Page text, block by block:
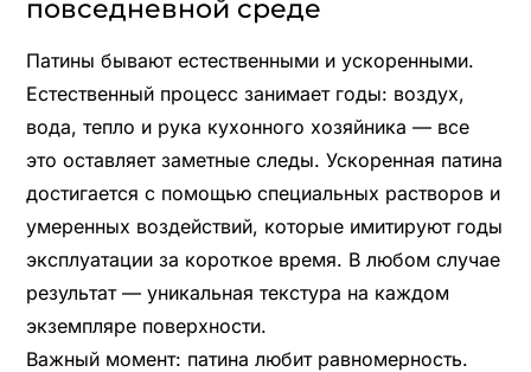
повседневной среде
Патины бывают естественными и ускоренными.
Естественный процесс занимает годы: воздух,
вода, тепло и рука кухонного хозяйника — все
это оставляет заметные следы. Ускоренная патина
достигается с помощью специальных растворов и
умеренных воздействий, которые имитируют годы
эксплуатации за короткое время. В любом случае
результат — уникальная текстура на каждом
экземпляре поверхности.
Важный момент: патина любит равномерность.